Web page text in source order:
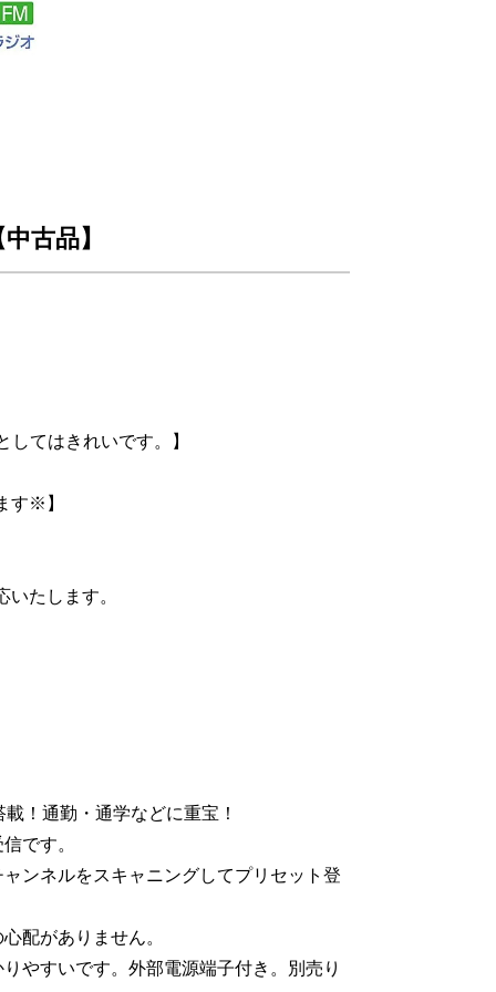
古品】
してはきれいです。】
す※】
たします。
！通勤・通学などに重宝！
です。
ンネルをスキャニングしてプリセット登
配がありません。
やすいです。外部電源端子付き。別売り